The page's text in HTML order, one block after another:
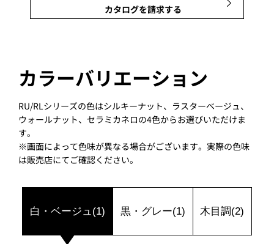
カタログを請求する
カラーバリエーション
RU/RLシリーズの色はシルキーナット、ラスターベージュ、
ウォールナット、セラミカネロの4色からお選びいただけま
す。
※画面によって色味が異なる場合がございます。実際の色味
は販売店にてご確認ください。
白・ベージュ(1) 黒・グレー(1) 木目調(2)